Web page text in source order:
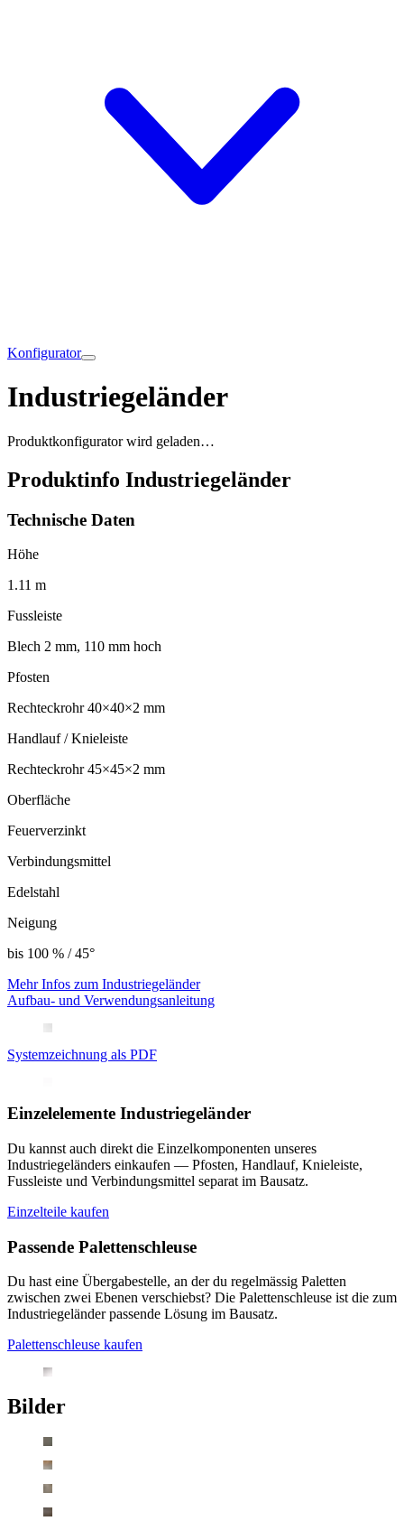
Konfigurator
Industriegeländer
Produktkonfigurator wird geladen…
Produktinfo Industriegeländer
Technische Daten
Höhe
1.11 m
Fussleiste
Blech 2 mm, 110 mm hoch
Pfosten
Rechteckrohr 40×40×2 mm
Handlauf / Knieleiste
Rechteckrohr 45×45×2 mm
Oberfläche
Feuerverzinkt
Verbindungsmittel
Edelstahl
Neigung
bis 100 % / 45°
Mehr Infos zum Industriegeländer
Aufbau- und Verwendungsanleitung
Systemzeichnung als PDF
Einzelelemente Industriegeländer
Du kannst auch direkt die Einzelkomponenten unseres
Industriegeländers einkaufen — Pfosten, Handlauf, Knieleiste,
Fussleiste und Verbindungsmittel separat im Bausatz.
Einzelteile kaufen
Passende Palettenschleuse
Du hast eine Übergabestelle, an der du regelmässig Paletten
zwischen zwei Ebenen verschiebst? Die Palettenschleuse ist die zum
Industriegeländer passende Lösung im Bausatz.
Palettenschleuse kaufen
Bilder